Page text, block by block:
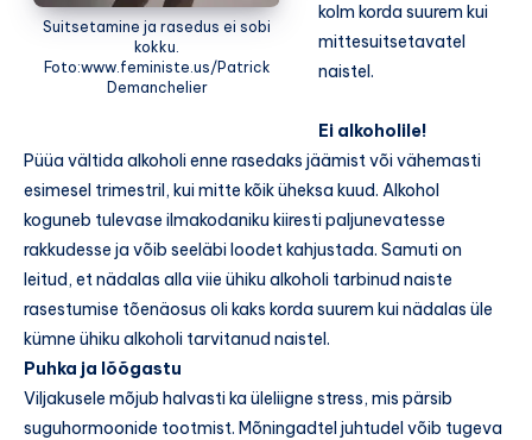
Suitsetamine ja rasedus ei sobi
kokku.
Foto:www.feministe.us/Patrick
Demanchelier
kolm korda suurem kui
mittesuitsetavatel
naistel.
Ei alkoholile!
Püüa vältida alkoholi enne rasedaks jäämist või vähemasti
esimesel trimestril, kui mitte kõik üheksa kuud. Alkohol
koguneb tulevase ilmakodaniku kiiresti paljunevatesse
rakkudesse ja võib seeläbi loodet kahjustada. Samuti on
leitud, et nädalas alla viie ühiku alkoholi tarbinud naiste
rasestumise tõenäosus oli kaks korda suurem kui nädalas üle
kümne ühiku alkoholi tarvitanud naistel.
Puhka ja lõõgastu
Viljakusele mõjub halvasti ka üleliigne stress, mis pärsib
suguhormoonide tootmist. Mõningadtel juhtudel võib tugeva